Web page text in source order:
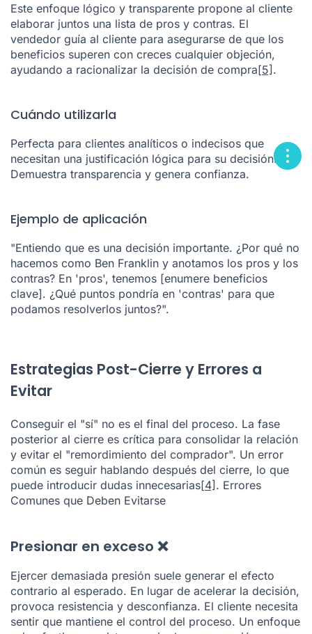
Este enfoque lógico y transparente propone al cliente
elaborar juntos una lista de pros y contras. El
vendedor guía al cliente para asegurarse de que los
beneficios superen con creces cualquier objeción,
ayudando a racionalizar la decisión de compra[5].
Cuándo utilizarla
Perfecta para clientes analíticos o indecisos que
necesitan una justificación lógica para su decisión.
Demuestra transparencia y genera confianza.
Ejemplo de aplicación
"Entiendo que es una decisión importante. ¿Por qué no
hacemos como Ben Franklin y anotamos los pros y los
contras? En 'pros', tenemos [enumere beneficios
clave]. ¿Qué puntos pondría en 'contras' para que
podamos resolverlos juntos?".
Estrategias Post-Cierre y Errores a
Evitar
Conseguir el "sí" no es el final del proceso. La fase
posterior al cierre es crítica para consolidar la relación
y evitar el "remordimiento del comprador". Un error
común es seguir hablando después del cierre, lo que
puede introducir dudas innecesarias[4]. Errores
Comunes que Deben Evitarse
Presionar en exceso ❌
Ejercer demasiada presión suele generar el efecto
contrario al esperado. En lugar de acelerar la decisión,
provoca resistencia y desconfianza. El cliente necesita
sentir que mantiene el control del proceso. Un enfoque